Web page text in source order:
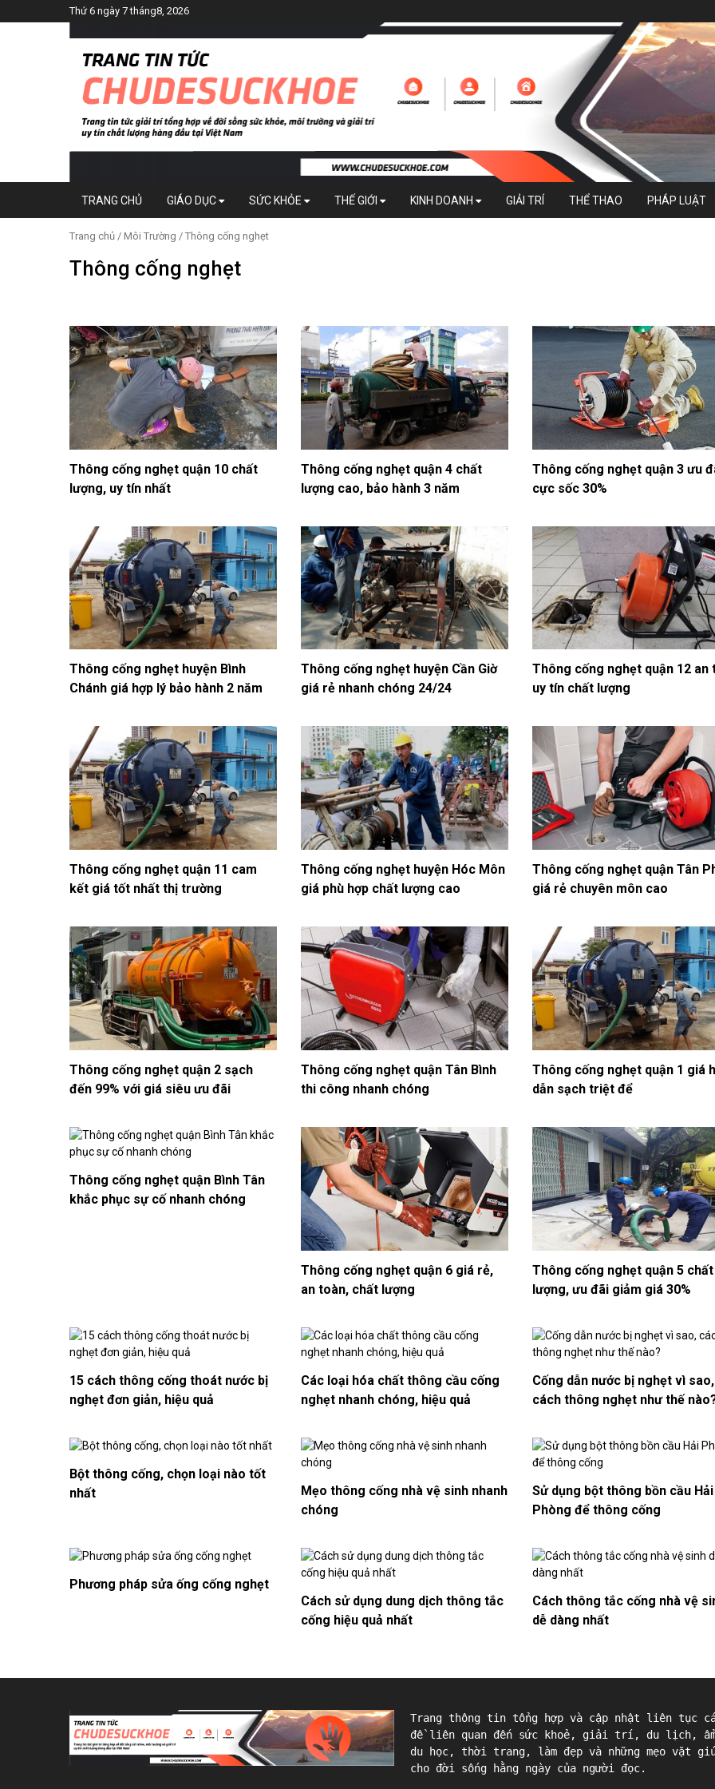
Thứ 6 ngày 7 tháng8, 2026
TRANG CHỦ GIÁO DỤC SỨC KHỎE THẾ GIỚI KINH DOANH GIẢI TRÍ THỂ THAO PHÁP LUẬT
Trang chủ / Môi Trường / Thông cống nghẹt
Thông cống nghẹt
Thông cống nghẹt quận 10 chất
lượng, uy tín nhất
Thông cống nghẹt quận 4 chất
lượng cao, bảo hành 3 năm
Thông cống nghẹt quận 3 ưu
cực sốc 30%
Thông cống nghẹt huyện Bình
Chánh giá hợp lý bảo hành 2 năm
Thông cống nghẹt huyện Cần Giờ
giá rẻ nhanh chóng 24/24
Thông cống nghẹt quận 12 an
uy tín chất lượng
Thông cống nghẹt quận 11 cam
kết giá tốt nhất thị trường
Thông cống nghẹt huyện Hóc Môn
giá phù hợp chất lượng cao
Thông cống nghẹt quận Tân
giá rẻ chuyên môn cao
Thông cống nghẹt quận 2 sạch
đến 99% với giá siêu ưu đãi
Thông cống nghẹt quận Tân Bình
thi công nhanh chóng
Thông cống nghẹt quận 1 giá
dẫn sạch triệt để
Thông cống nghẹt quận Bình Tân
khắc phục sự cố nhanh chóng
Thông cống nghẹt quận 6 giá rẻ,
an toàn, chất lượng
Thông cống nghẹt quận 5 chất
lượng, ưu đãi giảm giá 30%
15 cách thông cống thoát nước bị
nghẹt đơn giản, hiệu quả
Các loại hóa chất thông cầu cống
nghẹt nhanh chóng, hiệu quả
Cống dẫn nước bị nghẹt vì sao,
cách thông nghẹt như thế
Bột thông cống, chọn loại nào tốt
nhất
Mẹo thông cống nhà vệ sinh nhanh
chóng
​Sử dụng bột thông bồn cầu Hải
Phòng để thông cống
Phương pháp sửa ống cống nghẹt
Cách sử dụng dung dịch thông tắc
cống hiệu quả nhất
Cách thông tắc cống nhà vệ
dễ dàng nhất
Trang thông tin tổng hợp và cập nhật liên tục
đề liên quan đến sức khoẻ, giải trí, du lịch,
du học, thời trang, làm đẹp và những mẹo vặt
cho đời sống hằng ngày của người đọc.